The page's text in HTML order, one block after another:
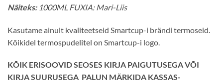
Näiteks:1000ML FUXIA: Mari-Liis
Kasutame ainult kvaliteetseid Smartcup-i brändi termoseid.
Kõikidel termospudelitel on Smartcup-i logo.
KÕIK ERISOOVID SEOSES KIRJA PAIGUTUSEGA VÕI
KIRJA SUURUSEGA PALUN MÄRKIDA KASSAS-